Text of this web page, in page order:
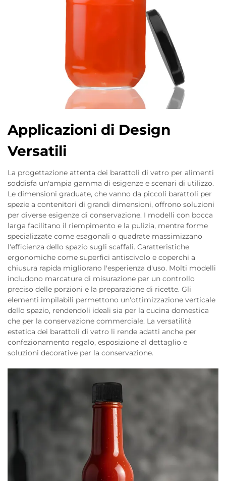
Applicazioni di Design
Versatili
La progettazione attenta dei barattoli di vetro per alimenti
soddisfa un'ampia gamma di esigenze e scenari di utilizzo.
Le dimensioni graduate, che vanno da piccoli barattoli per
spezie a contenitori di grandi dimensioni, offrono soluzioni
per diverse esigenze di conservazione. I modelli con bocca
larga facilitano il riempimento e la pulizia, mentre forme
specializzate come esagonali o quadrate massimizzano
l'efficienza dello spazio sugli scaffali. Caratteristiche
ergonomiche come superfici antiscivolo e coperchi a
chiusura rapida migliorano l'esperienza d'uso. Molti modelli
includono marcature di misurazione per un controllo
preciso delle porzioni e la preparazione di ricette. Gli
elementi impilabili permettono un'ottimizzazione verticale
dello spazio, rendendoli ideali sia per la cucina domestica
che per la conservazione commerciale. La versatilità
estetica dei barattoli di vetro li rende adatti anche per
confezionamento regalo, esposizione al dettaglio e
soluzioni decorative per la conservazione.